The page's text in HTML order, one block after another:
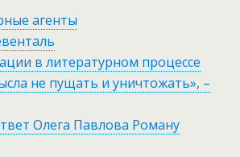
агенты
в литературном процессе
не пущать и уничтожать», –
Олега Павлова Роману